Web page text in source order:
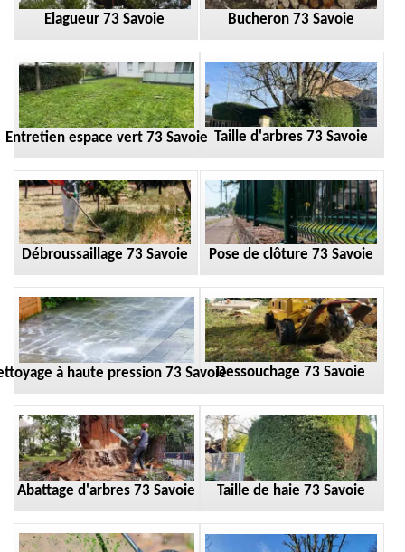
Elagueur 73 Savoie Bucheron 73 Savoie
Entretien espace vert 73 Savoie Taille d'arbres 73 Savoie
Débroussaillage 73 Savoie Pose de clôture 73 Savoie
à haute pression 73 SavoieDessouchage 73 Savoie
Abattage d'arbres 73 Savoie Taille de haie 73 Savoie